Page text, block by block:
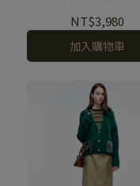
NT$3,980
加入購物車